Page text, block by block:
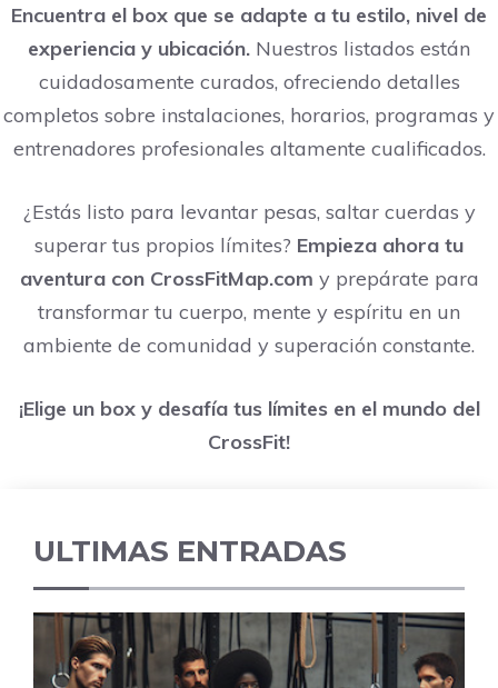
Encuentra el box que se adapte a tu estilo, nivel de
experiencia y ubicación. Nuestros listados están
cuidadosamente curados, ofreciendo detalles
completos sobre instalaciones, horarios, programas y
entrenadores profesionales altamente cualificados.
¿Estás listo para levantar pesas, saltar cuerdas y
superar tus propios límites? Empieza ahora tu
aventura con CrossFitMap.com y prepárate para
transformar tu cuerpo, mente y espíritu en un
ambiente de comunidad y superación constante.
¡Elige un box y desafía tus límites en el mundo del
CrossFit!
ULTIMAS ENTRADAS